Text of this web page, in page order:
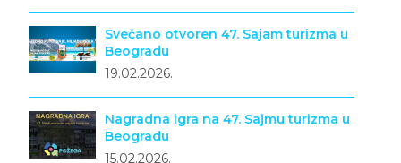
Svečano otvoren 47. Sajam turizma u
Beogradu
19.02.2026.
Nagradna igra na 47. Sajmu turizma u
Beogradu
15.02.2026.